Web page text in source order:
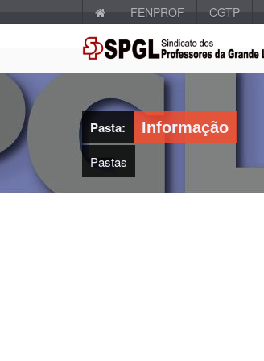
FENPROF CGTP
Pasta: Informação
Pastas